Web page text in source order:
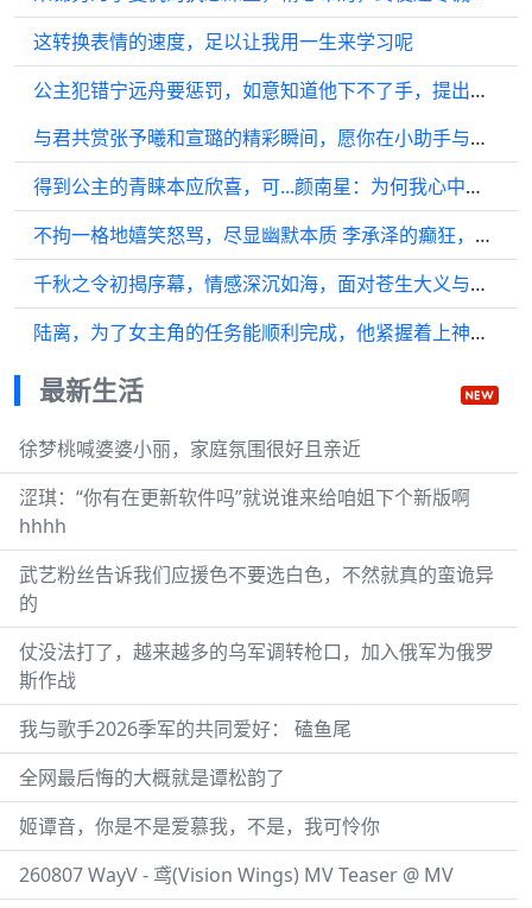
这转换表情的速度，足以让我用一生来学习呢
公主犯错宁远舟要惩罚，如意知道他下不了手，提出她来
与君共赏张予曦和宣璐的精彩瞬间，愿你在小助手与小助手的陪伴下…
得到公主的青睐本应欣喜，可...颜南星：为何我心中这般不是滋味！
不拘一格地嬉笑怒骂，尽显幽默本质 李承泽的癫狂，刘端端的诙谐
千秋之令初揭序幕，情感深沉如海，面对苍生大义与命中挚爱，何去何从…
陆离，为了女主角的任务能顺利完成，他紧握着上神炽热的灵火…
最新生活
徐梦桃喊婆婆小丽，家庭氛围很好且亲近
涩琪：“你有在更新软件吗”就说谁来给咱姐下个新版啊
hhhh
武艺粉丝告诉我们应援色不要选白色，不然就真的蛮诡异
的
仗没法打了，越来越多的乌军调转枪口，加入俄军为俄罗
斯作战
我与歌手2026季军的共同爱好： 磕鱼尾
全网最后悔的大概就是谭松韵了
姬谭音，你是不是爱慕我，不是，我可怜你
260807 WayV - 鸢(Vision Wings) MV Teaser @ MV